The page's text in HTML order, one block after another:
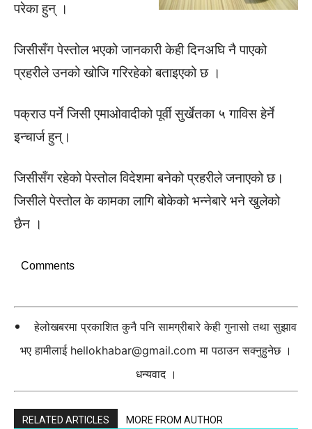
परेका हुन् ।
जिसीसँग पेस्तोल भएको जानकारी केही दिनअघि नै पाएको
प्रहरीले उनको खोजि गरिरहेको बताइएको छ ।
पक्राउ पर्ने जिसी एमाओवादीको पूर्वी सुर्खेतका ५ गाविस हेर्ने
इन्चार्ज हुन्।
जिसीसँग रहेको पेस्तोल विदेशमा बनेको प्रहरीले जनाएको छ।
जिसीले पेस्तोल के कामका लागि बोकेको भन्नेबारे भने खुलेको
छैन ।
Comments
हेलोखबरमा प्रकाशित कुनै पनि सामग्रीबारे केही गुनासो तथा सुझाव
भए हामीलाई hellokhabar@gmail.com मा पठाउन सक्नुहुनेछ ।
धन्यवाद ।
RELATED ARTICLES MORE FROM AUTHOR